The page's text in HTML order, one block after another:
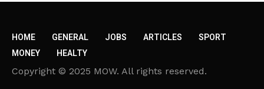
HOME GENERAL JOBS ARTICLES
SPORT
MONEY
HEALTY
Copyright © 2025 MOW. All rights reserved.